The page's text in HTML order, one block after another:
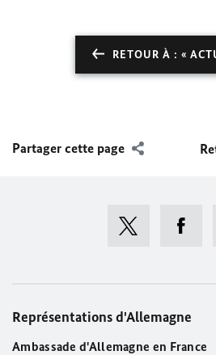
RETOUR À : «
Partager cette page
Représentations d'Allemagne
Ambassade d'Allemagne en France